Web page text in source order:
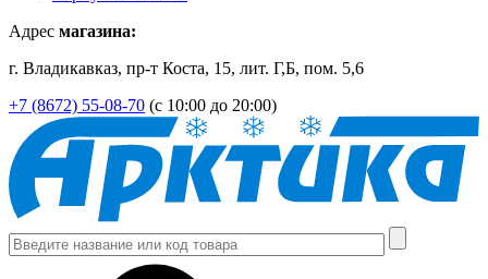
Адрес магазина:
г. Владикавказ, пр-т Коста, 15, лит. Г,Б, пом. 5,6
+7 (8672) 55-08-70 (с 10:00 до 20:00)